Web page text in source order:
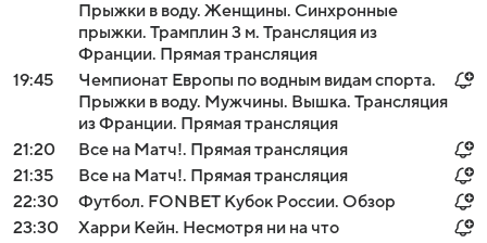
Прыжки в воду. Женщины. Синхронные
прыжки. Трамплин 3 м. Трансляция из
Франции. Прямая трансляция
19:45
Чемпионат Европы по водным видам спорта.
Прыжки в воду. Мужчины. Вышка. Трансляция
из Франции. Прямая трансляция
21:20
Все на Матч!. Прямая трансляция
21:35
Все на Матч!. Прямая трансляция
22:30
Футбол. FONBET Кубок России. Обзор
23:30
Харри Кейн. Несмотря ни на что